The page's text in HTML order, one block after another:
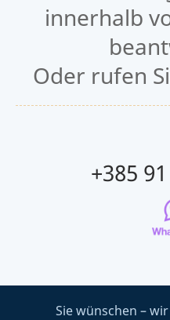
innerhalb
Oder rufen
+385
Sie wünschen –